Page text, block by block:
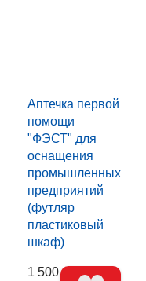
Аптечка первой
помощи
"ФЭСТ" для
оснащения
промышленных
предприятий
(футляр
пластиковый
шкаф)
1 500